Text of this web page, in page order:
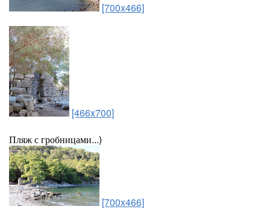
[700x466]
[466x700]
Пляж с гробницами...)
[700x466]